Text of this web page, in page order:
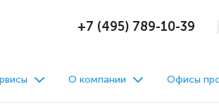
+7 (495) 789-10-39
О компании Офисы